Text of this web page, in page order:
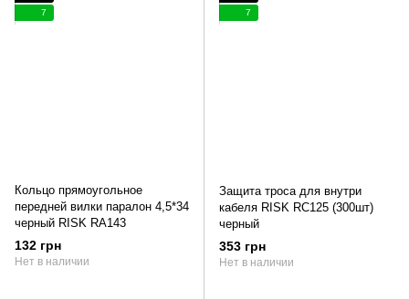
7
Кольцо прямоугольное
передней вилки паралон 4,5*34
черный RISK RA143
132 грн
Нет в наличии
7
Защита троса для внутри
кабеля RISK RC125 (300шт)
черный
353 грн
Нет в наличии